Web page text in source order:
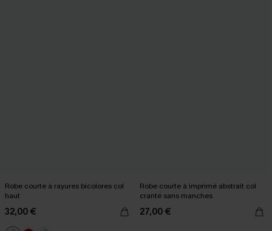
Robe courte à rayures bicolores col
haut
32,00 €
Robe courte à imprimé abstrait col
cranté sans manches
27,00 €